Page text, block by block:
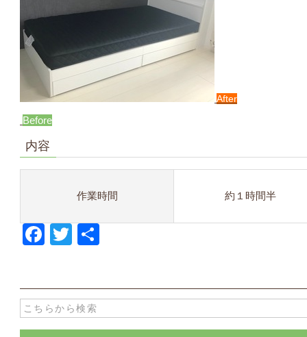
After
Before
内容
作業時間 約１時間半
Facebook
Twitter